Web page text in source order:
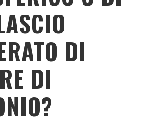
DI
DI